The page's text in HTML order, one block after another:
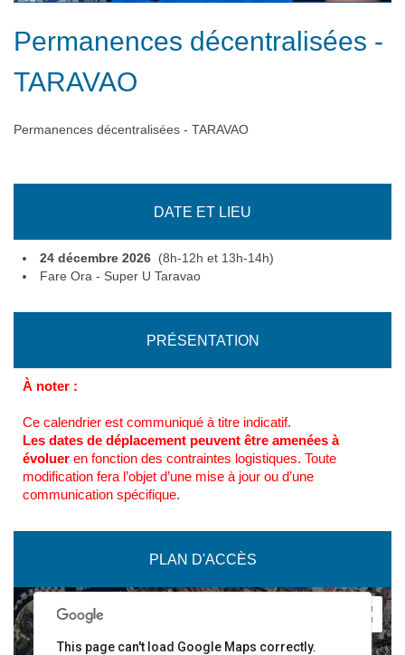
Permanences décentralisées -
TARAVAO
Permanences décentralisées - TARAVAO
DATE ET LIEU
24 décembre 2026 (8h-12h et 13h-14h)
Fare Ora - Super U Taravao
PRÉSENTATION
À noter :
Ce calendrier est communiqué à titre indicatif.
Les dates de déplacement peuvent être amenées à
évoluer en fonction des contraintes logistiques. Toute
modification fera l’objet d’une mise à jour ou d’une
communication spécifique.
PLAN D'ACCÈS
This page can't load Google Maps correctly.